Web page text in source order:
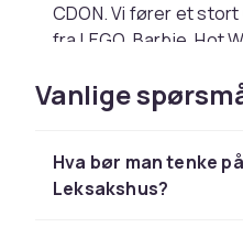
CDON. Vi fører et
fra LEGO, Barbie, Hot
Velg leketøyssett
rask levering og enkel
Utforsk hele
Vanlige
Hva bør man tenke
Leksakshus?